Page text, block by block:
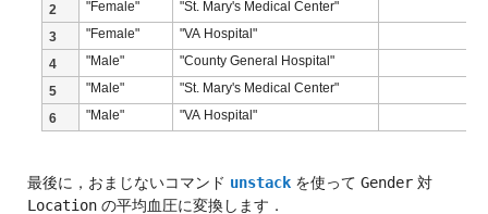
2
"Female"
"St. Mary's Medical Center"
3
"Female" "VA Hospital"
4
"Male" "County General Hospital"
5
"Male"
"St. Mary's Medical Center"
6
"Male" "VA Hospital"
最後に，おまじないコマンド unstack を使って Gender
対
Location の平均血圧に変換します．